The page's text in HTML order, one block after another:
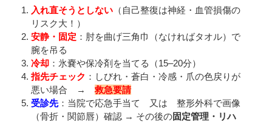
入れ直そうとしない （自己整復は神経・血管損傷の
リスク大！）
安静・固定 ：肘を曲げ三角巾（なければタオル）で
腕を吊る
冷却 ：氷嚢や保冷剤を当てる（15–20分）
指先チェック ：しびれ・蒼白・冷感・爪の色戻りが
悪い場合 →救急要請
受診先：当院で応急手当て 又は 整形外科で画像
（骨折・関節唇）確認 → その後の固定管理・リハ